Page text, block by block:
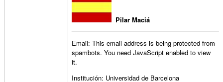
Pilar Maciá
Email: This email address is being protected from
spambots. You need JavaScript enabled to view
it.
Institución: Universidad de Barcelona